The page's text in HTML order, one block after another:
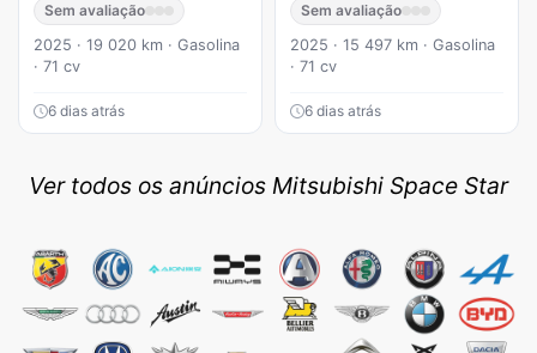
Sem avaliação
2025 · 19 020 km · Gasolina
· 71 cv
6 dias atrás
Sem avaliação
2025 · 15 497 km · Gasolina
· 71 cv
6 dias atrás
Ver todos os anúncios Mitsubishi Space Star